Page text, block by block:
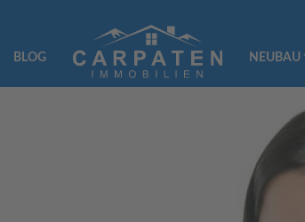
BLOG NEUBAU